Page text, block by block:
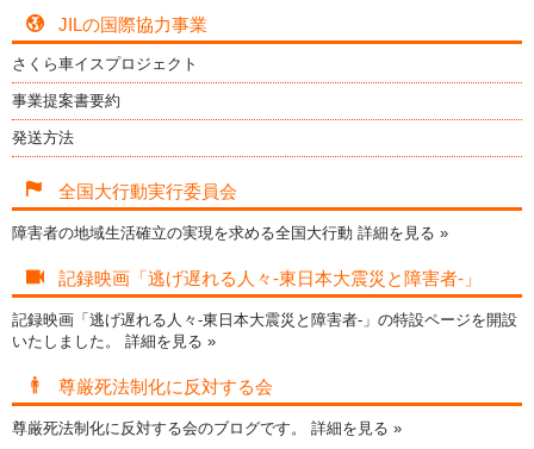
JILの国際協力事業
さくら車イスプロジェクト
事業提案書要約
発送方法
全国大行動実行委員会
障害者の地域生活確立の実現を求める全国大行動 詳細を見る »
記録映画「逃げ遅れる人々-東日本大震災と障害者-」
記録映画「逃げ遅れる人々-東日本大震災と障害者-」の特設ページを開設
いたしました。 詳細を見る »
尊厳死法制化に反対する会
尊厳死法制化に反対する会のブログです。 詳細を見る »